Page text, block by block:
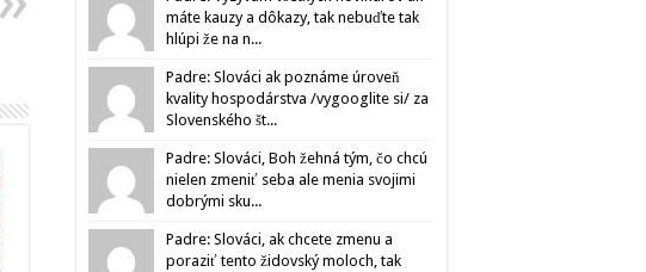
máte kauzy a dôkazy, tak nebuďte tak
hlúpi že na n...
Padre: Slováci ak poznáme úroveň
kvality hospodárstva /vygooglite si/ za
Slovenského št...
Padre: Slováci, Boh žehná tým, čo chcú
nielen zmeniť seba ale menia svojimi
dobrými sku...
Padre: Slováci, ak chcete zmenu a
poraziť tento židovský moloch, tak